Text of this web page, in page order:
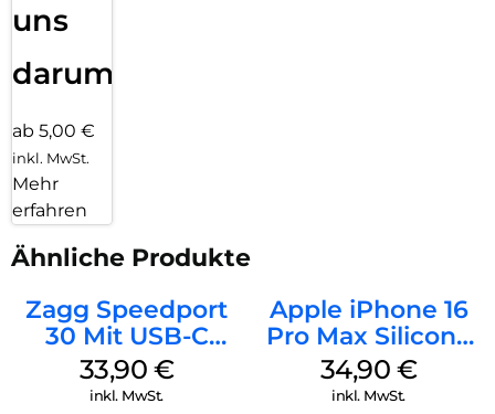
uns
darum!
ab 5,00 €
inkl. MwSt.
Mehr
erfahren
Ähnliche Produkte
Zagg Speedport
30 Mit USB-C
Kabel Weiß
33,90 €
inkl. MwSt.
Apple iPhone 16
Pro Max Silicone
Case MagSafe
Denim
34,90 €
inkl. MwSt.